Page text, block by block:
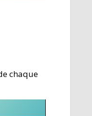
chaque